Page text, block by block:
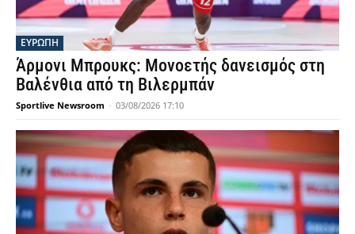
ΕΥΡΩΠΗ
Άρμονι Μπρουκς: Μονοετής δανεισμός στη
Βαλένθια από τη Βιλερμπάν
Sportlive Newsroom - 03/08/2026 17:10